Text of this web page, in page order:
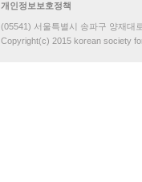
개인정보보호정책
(05541) 서울특별시 송파구 양재대
Copyright(c) 2015 korean society